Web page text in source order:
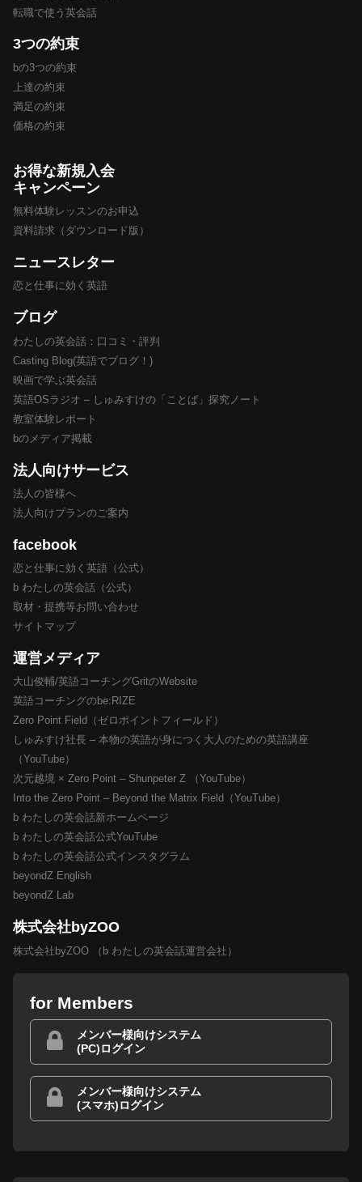
転職で使う英会話
3つの約束
bの3つの約束
上達の約束
満足の約束
価格の約束
お得な新規入会
キャンペーン
無料体験レッスンのお申込
資料請求（ダウンロード版）
ニュースレター
恋と仕事に効く英語
ブログ
わたしの英会話：口コミ・評判
Casting Blog(英語でブログ！)
映画で学ぶ英会話
英語OSラジオ – しゅみすけの「ことば」探究ノート
教室体験レポート
bのメディア掲載
法人向けサービス
法人の皆様へ
法人向けプランのご案内
facebook
恋と仕事に効く英語（公式）
b わたしの英会話（公式）
取材・提携等お問い合わせ
サイトマップ
運営メディア
大山俊輔/英語コーチングGritのWebsite
英語コーチングのbe:RIZE
Zero Point Field（ゼロポイントフィールド）
しゅみすけ社長 – 本物の英語が身につく大人のための英語講座
（YouTube）
次元越境 × Zero Point – Shunpeter Z （YouTube）
Into the Zero Point – Beyond the Matrix Field（YouTube）
b わたしの英会話新ホームページ
b わたしの英会話公式YouTube
b わたしの英会話公式インスタグラム
beyondZ English
beyondZ Lab
株式会社byZOO
株式会社byZOO （b わたしの英会話運営会社）
for Members
メンバー様向けシステム
(PC)ログイン
メンバー様向けシステム
(スマホ)ログイン